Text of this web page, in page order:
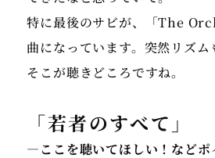
特に最後のサビが、「The
曲になっています。突然リズム
そこが聴きどころですね。
「若者のすべて」
―ここを聴いてほしい！などポ